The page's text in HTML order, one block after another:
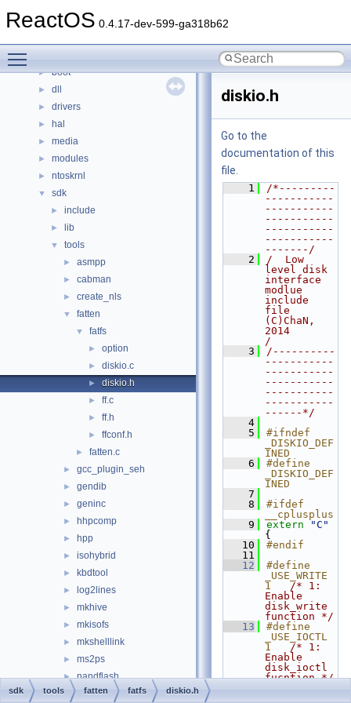
ReactOS 0.4.17-dev-599-ga318b62
▼ Files
► boot
► dll
► drivers
► hal
► media
► modules
► ntoskrnl
▼ sdk
► include
► lib
▼ tools
► asmpp
► cabman
► create_nls
▼ fatten
▼ fatfs
► option
► diskio.c
► diskio.h
► ff.c
► ff.h
► ffconf.h
► fatten.c
► gcc_plugin_seh
► gendib
► geninc
► hhpcomp
► hpp
► isohybrid
► kbdtool
► log2lines
► mkhive
► mkisofs
► mkshelllink
► ms2ps
► nandflash
► obj2bin
diskio.h
Go to the
documentation of this
file.
    1
/*---------
-----------
-----------
-----------
-----------
-----------
-------/
    2
/  Low
level disk
interface
modlue
include
file
(C)ChaN,
2014
/
    3
/----------
-----------
-----------
-----------
-----------
-----------
------*/
    4
    5
#ifndef
_DISKIO_DEF
INED
    6
#define
_DISKIO_DEF
INED
    7
    8
#ifdef
__cplusplus
    9
extern
"C"
{
   10
#endif
   11
   12
#define
_USE_WRITE
1 /* 1:
Enable
disk_write
function */
   13
#define
_USE_IOCTL
1 /* 1:
Enable
disk_ioctl
fucntion */
sdk tools fatten fatfs diskio.h